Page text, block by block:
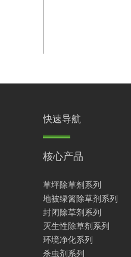
快速导航
核心产品
草坪除草剂系列
地被绿篱除草剂系列
封闭除草剂系列
灭生性除草剂系列
环境净化系列
杀虫剂系列